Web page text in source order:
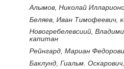
Алымов, Николай
Беляев, Иван Тимофеевич,
Новогребелевсиий,
капитан
Рейнгард, Мариан
Баклунд, Гиальм.